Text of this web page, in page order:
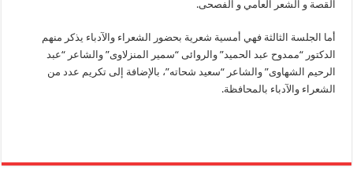
القصة و الشعر العامي و الفصحى.
أما الجلسة الثالثة فهي أمسية شعرية بحضور الشعراء والآدباء يذكر منهم
الدكتور “ممدوح عبد الحميد” والروائى “سمير المنزلاوى” والشاعر “عبد
الرحيم الشهاوى” والشاعر “سعيد شحاته”، بالإضافة إلى تكريم عدد من
الشعراء والآدباء بالمحافظة.